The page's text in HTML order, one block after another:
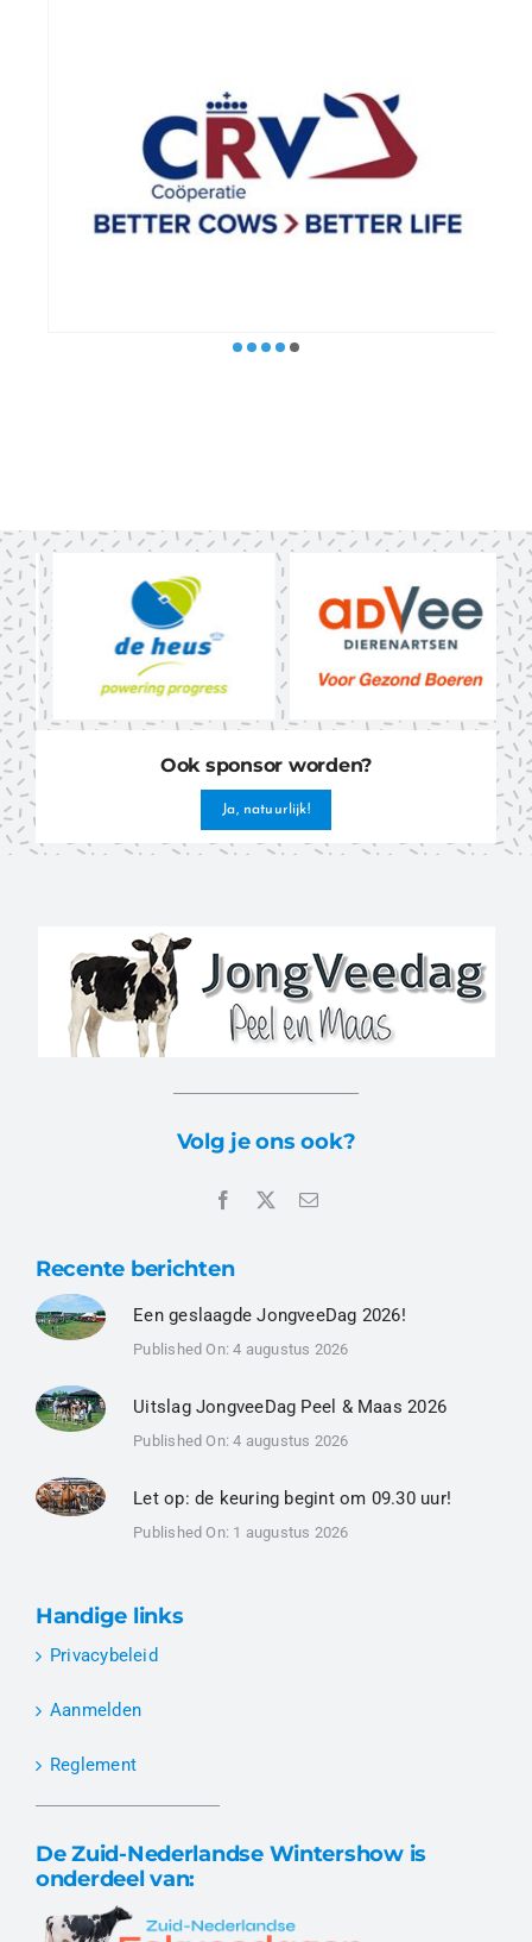
Ook sponsor worden?
Ja, natuurlijk!
Volg je ons ook?
Recente berichten
Een geslaagde JongveeDag 2026!
Published On: 4 augustus 2026
Uitslag JongveeDag Peel & Maas 2026
Published On: 4 augustus 2026
Let op: de keuring begint om 09.30 uur!
Published On: 1 augustus 2026
Handige links
Privacybeleid
Aanmelden
Reglement
De Zuid-Nederlandse Wintershow is
onderdeel van: